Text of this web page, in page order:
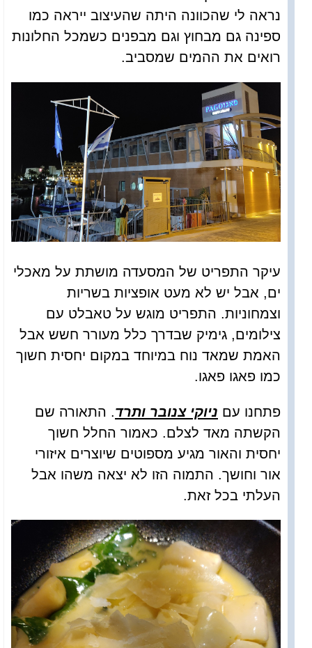
נראה לי שהכוונה היתה שהעיצוב ייראה כמו
ספינה גם מבחוץ וגם מבפנים כשמכל החלונות
רואים את ההמים שמסביב.
עיקר התפריט של המסעדה מושתת על מאכלי
ים, אבל יש לא מעט אופציות בשריות
וצמחוניות. התפריט מוגש על טאבלט עם
צילומים, גימיק שבדרך כלל מעורר חשש אבל
האמת שמאד נוח במיוחד במקום יחסית חשוך
כמו פאגו פאגו.
פתחנו עם ניוקי צנובר ותרד. התאורה שם
הקשתה מאד לצלם. כאמור החלל חשוך
יחסית והאור מגיע מספוטים שיוצרים איזורי
אור וחושך. התמוה הזו לא יצאה משהו אבל
העלתי בכל זאת.